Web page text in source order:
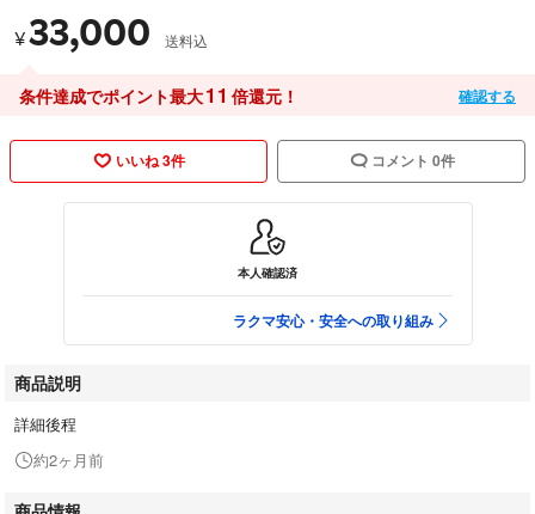
¥33,000 送料込
条件達成でポイント最大11 倍還元！ 確認する
いいね 3件 コメント 0件
本人確認済
ラクマ安心・安全への取り組み
商品説明
詳細後程
約2ヶ月前